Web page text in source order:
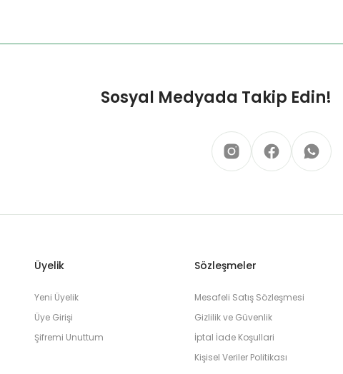
Sosyal Medyada Takip Edin!
Üyelik
Yeni Üyelik
Üye Girişi
Şifremi Unuttum
Sözleşmeler
Mesafeli Satış Sözleşmesi
Gizlilik ve Güvenlik
İptal İade Koşullari
Kişisel Veriler Politikası